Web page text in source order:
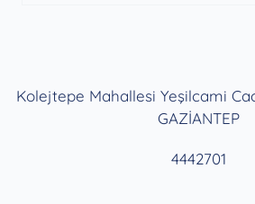
Kolejtepe Mahallesi Yeşilcami
GAZİANTEP
4442701